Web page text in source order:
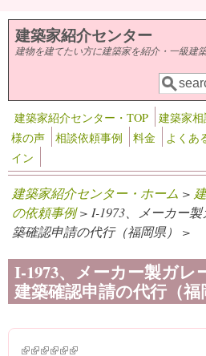
メインコンテンツに移動
建築家紹介センター
建物を建てたい方に建築家を紹介・一級建
検索
検索
建築家紹介センター・TOP 建築家
様の声
相談依頼事例 料金 よくあ
イン
建築家紹介センター・ホーム >
の依頼事例> I-1973、メーカー
築確認申請の代行（福岡県） >
I-1973、メーカー製ガレ
建築確認申請の代行（福
(link is external)
(link is external)
(link is external)
(link is external)
(link is external)
(link is external)